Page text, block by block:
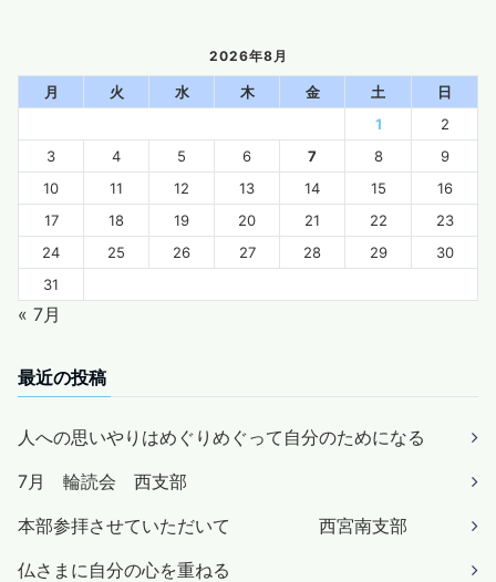
2026年8月
月 火 水 木 金 土
日
1
2
3
4 5 6 7 8
9
10
11 12 13 14 15
16
17
18 19 20 21 22
23
24
25 26 27 28 29
30
31
« 7月
最近の投稿
人への思いやりはめぐりめぐって自分のためになる
7月 輪読会 西支部
本部参拝させていただいて 西宮南支部
仏さまに自分の心を重ねる